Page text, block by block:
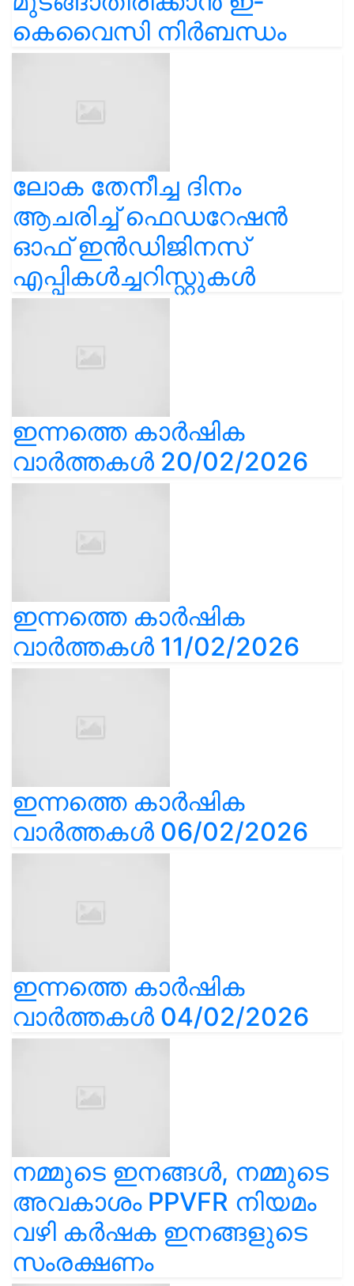
കെവൈസി നിർബന്ധം
ലോക തേനീച്ച ദിനം
ആചരിച്ച് ഫെഡറേഷൻ
ഓഫ് ഇൻഡിജിനസ്
എപ്പികൾച്ചറിസ്റ്റുകൾ
ഇന്നത്തെ കാർഷിക
വാർത്തകൾ 20/02/2026
ഇന്നത്തെ കാർഷിക
വാർത്തകൾ 11/02/2026
ഇന്നത്തെ കാർഷിക
വാർത്തകൾ 06/02/2026
ഇന്നത്തെ കാർഷിക
വാർത്തകൾ 04/02/2026
നമ്മുടെ ഇനങ്ങൾ, നമ്മുടെ
അവകാശം PPVFR നിയമം
വഴി കർഷക ഇനങ്ങളുടെ
സംരക്ഷണം